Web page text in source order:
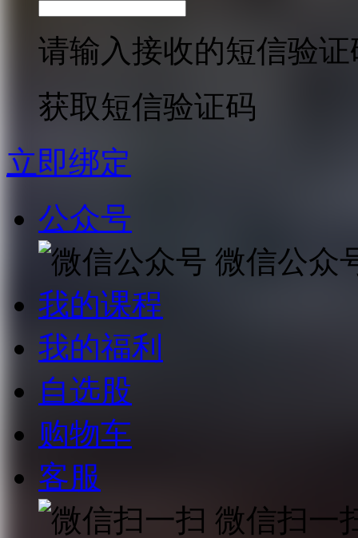
请输入接收的短信验证
获取短信验证码
立即绑定
公众号
微信公众
我的课程
我的福利
自选股
购物车
客服
微信扫一